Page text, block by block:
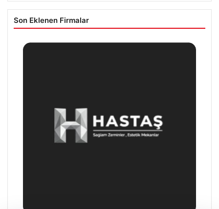
Son Eklenen Firmalar